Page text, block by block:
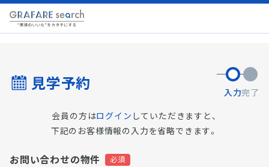
見学予約 入力完了
会員の方はログイン していただきますと、
下記のお客様情報の入力を省略できます。
お問い合わせの物件